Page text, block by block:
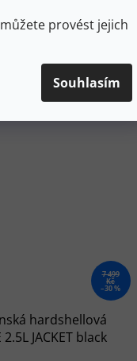
provést jejich
Souhlasím
7 499
Kč
–30 %
hardshellová
JACKET black